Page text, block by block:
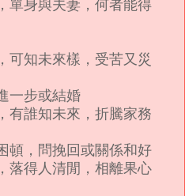
單身與夫妻，何者能得
可知未來樣，受苦又災
一步或結婚
有誰知未來，折騰家務
頓，問挽回或關係和好
落得人清閒，相離果心